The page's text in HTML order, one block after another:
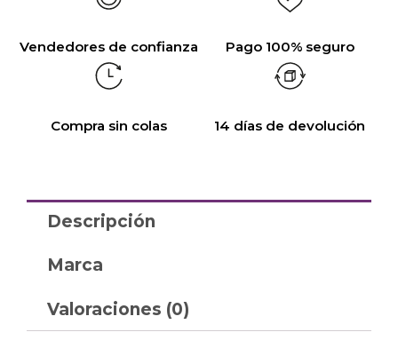
Vendedores de confianza Pago 100% seguro
Compra sin colas 14 días de devolución
Descripción
Marca
Valoraciones (0)